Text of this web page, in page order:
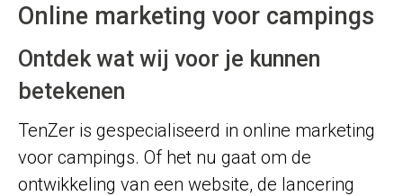
Online marketing voor campings
Ontdek wat wij voor je kunnen
betekenen
TenZer is gespecialiseerd in online marketing
voor campings. Of het nu gaat om de
ontwikkeling van een website, de lancering